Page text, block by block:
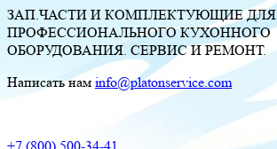
ЗАП.ЧАСТИ И КОМПЛЕКТУЮЩИЕ ДЛЯ
ПРОФЕССИОНАЛЬНОГО КУХОННОГО
ОБОРУДОВАНИЯ. СЕРВИС И РЕМОНТ.
Написать нам info@platonservice.com